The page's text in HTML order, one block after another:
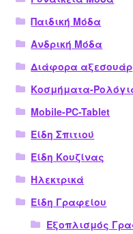
Παιδική Μόδα
Ανδρική Μόδα
Διάφορα αξεσουάρ
Κοσμήματα-
Mobile-PC-Tablet
Είδη Σπιτιού
Είδη Κουζίνας
Ηλεκτρικά
Είδη Γραφείου
Εξοπλισμός